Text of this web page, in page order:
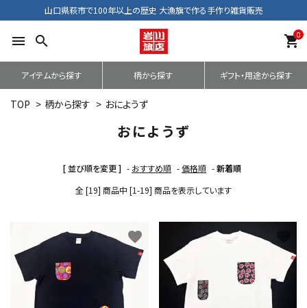
山口県萩市で100年以上の歴史 大漁旗で作る手作り雑貨販売
menu search 0
shopping_cart
アイテムから探す 柄から探す ギフト・用途から探す
TOP > 柄から探す > おにようず
おにようず
[ 並び順を変更 ] - おすすめ順 -価格順 -新着順
全 [19] 商品中 [1-19] 商品を表示しています
favorite